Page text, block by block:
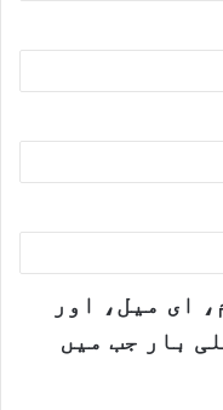
ای میل، اور
بار جب میں